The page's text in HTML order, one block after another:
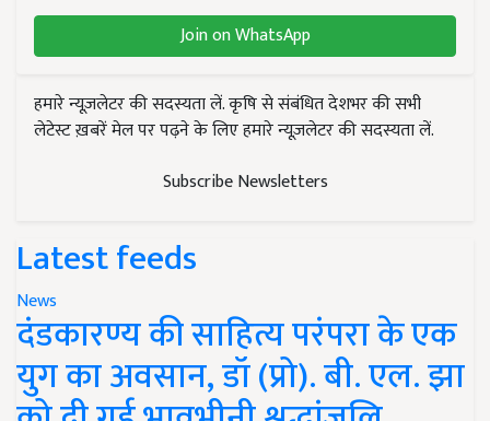
Join on WhatsApp
हमारे न्यूज़लेटर की सदस्यता लें. कृषि से संबंधित देशभर की सभी
लेटेस्ट ख़बरें मेल पर पढ़ने के लिए हमारे न्यूज़लेटर की सदस्यता लें.
Subscribe Newsletters
Latest feeds
News
दंडकारण्य की साहित्य परंपरा के एक
युग का अवसान, डॉ (प्रो). बी. एल. झा